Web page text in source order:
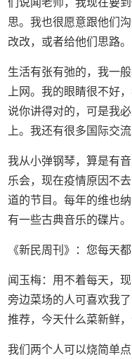
们说闻老师，我现在要
思。我也很愿意跟他们
改改，或者给他们思路。
生活有张有弛的，我一
上网。我的眼睛很不好
说你讲得对的，可是我
上。我还有很多国际交流
我从小弹钢琴，算是有
乐会，现在疫情原因不
道的节目。每年的维也
有一些古典音乐的碟片。
《新民周刊》：您每天都
闻玉梅：用不着每天，
旁边菜场的人可喜欢我
推荐，今天什么菜新鲜，
我们两个人可以烧简单